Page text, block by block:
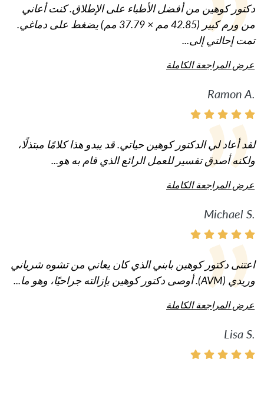
دكتور كوهين من أفضل الأطباء على الإطلاق. كنت أعاني
من ورم كبير (42.85 مم × 37.79 مم) يضغط على دماغي.
تمت إحالتي إلى...
عرض المراجعة الكاملة
Ramon A.
لقد أعاد لي الدكتور كوهين حياتي. قد يبدو هذا كلامًا مبتذلًا،
ولكنه أصدق تفسير للعمل الرائع الذي قام به هو...
عرض المراجعة الكاملة
Michael S.
اعتنى دكتور كوهين بابني الذي كان يعاني من تشوه شرياني
وريدي (AVM). أوصى دكتور كوهين بإزالته جراحيًا، وهو ما...
عرض المراجعة الكاملة
Lisa S.